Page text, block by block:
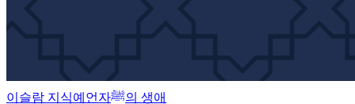
이슬람 지식
예언자ﷺ의 생애